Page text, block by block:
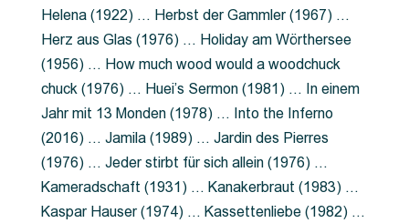
Helena (1922) … Herbst der Gammler (1967) …
Herz aus Glas (1976) … Holiday am Wörthersee
(1956) … How much wood would a woodchuck
chuck (1976) … Huei’s Sermon (1981) … In einem
Jahr mit 13 Monden (1978) … Into the Inferno
(2016) … Jamila (1989) … Jardin des Pierres
(1976) … Jeder stirbt für sich allein (1976) …
Kameradschaft (1931) … Kanakerbraut (1983) …
Kaspar Hauser (1974) … Kassettenliebe (1982) …